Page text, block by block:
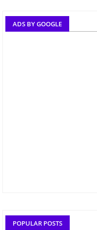
ADS BY GOOGLE
POPULAR POSTS